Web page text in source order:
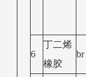
6
丁二烯
橡胶
br